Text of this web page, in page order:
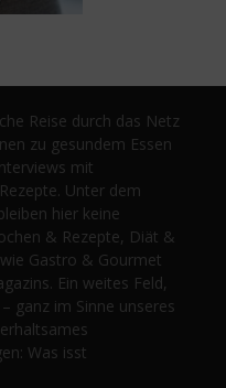
Reise durch das Netz
zu gesundem Essen
mit
Unter dem
hier keine
& Rezepte, Diät &
Gastro & Gourmet
Ein weites Feld,
ganz im Sinne unseres
Was isst